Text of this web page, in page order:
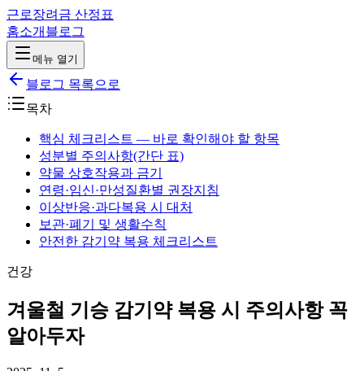
근로장려금 산정표
홈소개 블로그
메뉴 열기
블로그 목록으로
목차
핵심 체크리스트 — 바로 확인해야 할 항목
성분별 주의사항(간단 표)
약물 상호작용과 금기
연령·임신·만성질환별 권장지침
이상반응·과다복용 시 대처
보관·폐기 및 생활수칙
안전한 감기약 복용 체크리스트
건강
겨울철 기승 감기약 복용 시 주의사항 꼭
알아두자